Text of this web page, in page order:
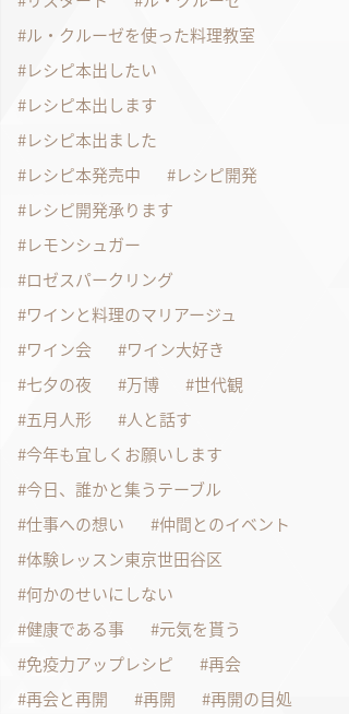
ル・クルーゼを使った料理教室
レシピ本出したい
レシピ本出します
レシピ本出ました
レシピ本発売中
レシピ開発
レシピ開発承ります
レモンシュガー
ロゼスパークリング
ワインと料理のマリアージュ
ワイン会
ワイン大好き
七夕の夜
万博
世代観
五月人形
人と話す
今年も宜しくお願いします
今日、誰かと集うテーブル
仕事への想い
仲間とのイベント
体験レッスン東京世田谷区
何かのせいにしない
健康である事
元気を貰う
免疫力アップレシピ
再会
再会と再開
再開
再開の目処